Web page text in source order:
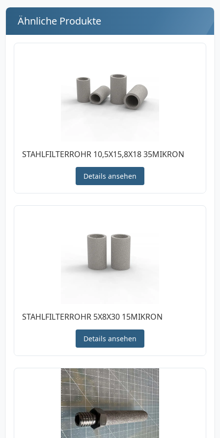
Ähnliche Produkte
STAHLFILTERROHR 10,5X15,8X18 35MIKRON
Details ansehen
STAHLFILTERROHR 5X8X30 15MIKRON
Details ansehen